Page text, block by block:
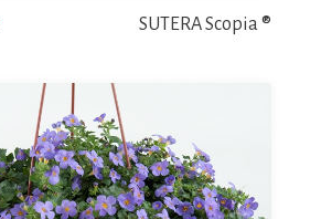
SUTERA Scopia ®